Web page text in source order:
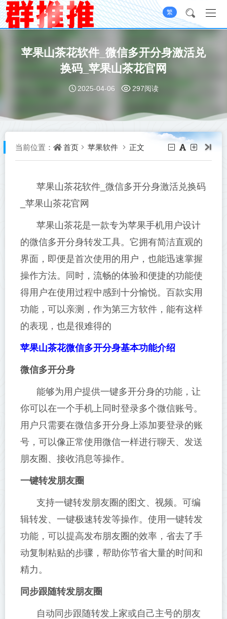
繁
苹果山茶花软件_微信多开分身激活兑
换码_苹果山茶花官网
2025-04-06 297阅读
当前位置： 首页 苹果软件 正文
苹果山茶花软件_微信多开分身激活兑换码
_苹果山茶花官网
苹果山茶花是一款专为苹果手机用户设计
的微信多开分身转发工具。它拥有简洁直观的
界面，即便是首次使用的用户，也能迅速掌握
操作方法。同时，流畅的体验和便捷的功能使
得用户在使用过程中感到十分愉悦。百款实用
功能，可以亲测，作为第三方软件，能有这样
的表现，也是很难得的
苹果山茶花微信多开分身基本功能介绍
微信多开分身
能够为用户提供一键多开分身的功能，让
你可以在一个手机上同时登录多个微信账号。
用户只需要在微信多开分身上添加要登录的账
号，可以像正常使用微信一样进行聊天、发送
朋友圈、接收消息等操作。
一键转发朋友圈
支持一键转发朋友圈的图文、视频。可编
辑转发、一键极速转发等操作。使用一键转发
功能，可以提高发布朋友圈的效率，省去了手
动复制粘贴的步骤，帮助你节省大量的时间和
精力。
同步跟随转发朋友圈
自动同步跟随转发上家或自己主号的朋友